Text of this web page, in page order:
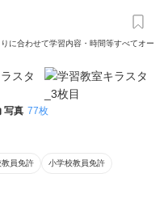
に合わせて学習内容・時間等すべてオー
写真 77枚
教員免許 小学校教員免許